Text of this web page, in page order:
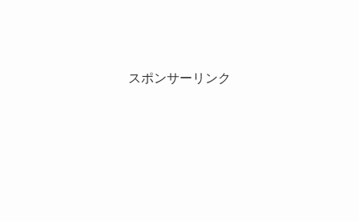
スポンサーリンク